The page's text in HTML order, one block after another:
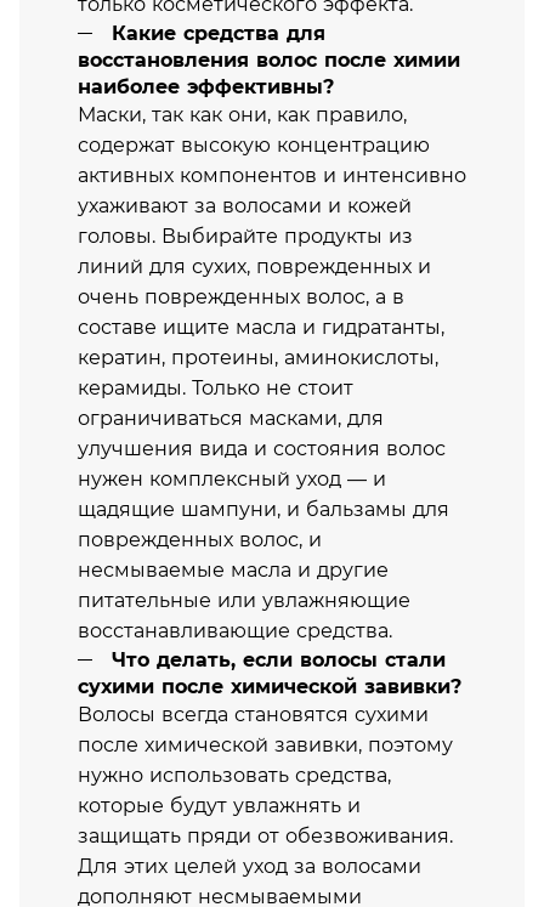
Какие средства для
восстановления волос после химии
наиболее эффективны?
Маски, так как они, как правило,
содержат высокую концентрацию
активных компонентов и интенсивно
ухаживают за волосами и кожей
головы. Выбирайте продукты из
линий для сухих, поврежденных и
очень поврежденных волос, а в
составе ищите масла и гидратанты,
кератин, протеины, аминокислоты,
керамиды. Только не стоит
ограничиваться масками, для
улучшения вида и состояния волос
нужен комплексный уход — и
щадящие шампуни, и бальзамы для
поврежденных волос, и
несмываемые масла и другие
питательные или увлажняющие
восстанавливающие средства.
Что делать, если волосы стали
сухими после химической завивки?
Волосы всегда становятся сухими
после химической завивки, поэтому
нужно использовать средства,
которые будут увлажнять и
защищать пряди от обезвоживания.
Для этих целей уход за волосами
дополняют несмываемыми